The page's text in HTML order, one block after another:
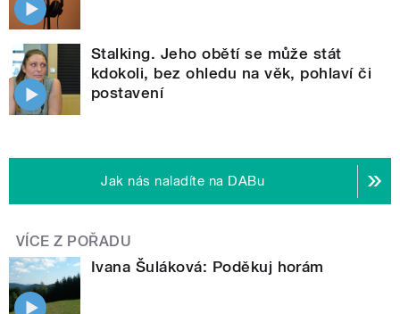
Stalking. Jeho obětí se může stát
kdokoli, bez ohledu na věk, pohlaví či
postavení
Jak nás naladíte na DABu
VÍCE Z POŘADU
Ivana Šuláková: Poděkuj horám